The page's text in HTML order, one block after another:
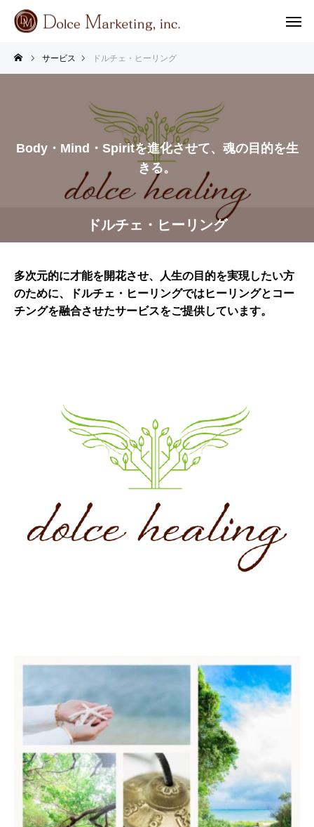
サービス ドルチェ・ヒーリング
ドルチェ・ヒーリング
Body・Mind・Spiritを進化させて、魂の目的を生
きる。
多次元的に才能を開花させ、人生の目的を実現したい方
のために、
ドルチェ・ヒーリングではヒーリングとコー
チングを融合させたサービスをご提供しています。